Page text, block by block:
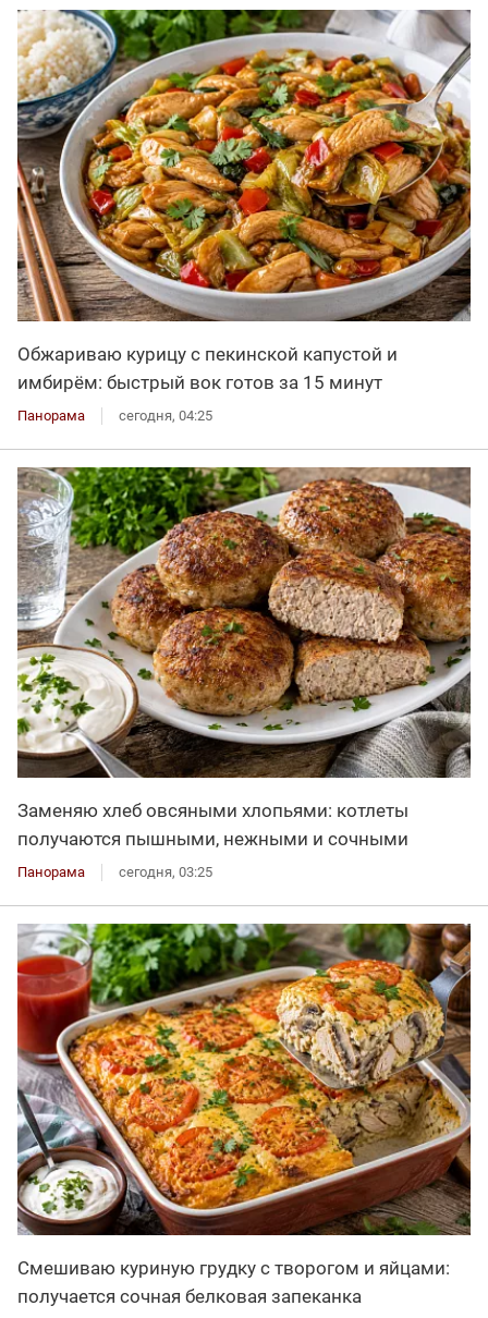
Обжариваю курицу с пекинской капустой и
имбирём: быстрый вок готов за 15 минут
Панорама сегодня, 04:25
Заменяю хлеб овсяными хлопьями: котлеты
получаются пышными, нежными и сочными
Панорама сегодня, 03:25
Смешиваю куриную грудку с творогом и яйцами:
получается сочная белковая запеканка